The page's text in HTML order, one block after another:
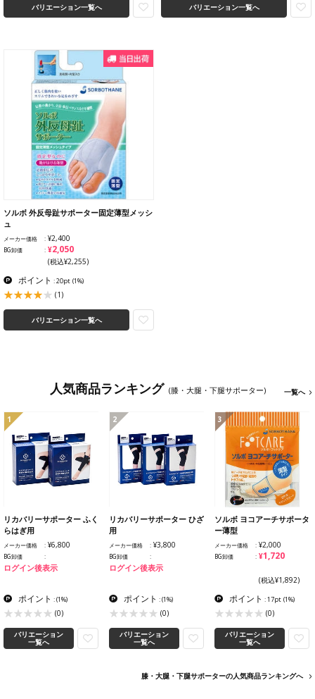
バリエーション一覧へ バリエーション一覧へ
ソルボ 外反母趾サポーター固定薄型メッシ
ュ
メーカー価格 ¥2,400
BG卸価 ¥2,050
(税込¥2,255)
ポイント : 20pt (1%)
(1)
バリエーション一覧へ
人気商品ランキング (膝・大腿・下腿サポーター) 一覧へ
1
リカバリーサポーター ふく
らはぎ用
メーカー価格 ¥6,800
BG卸価
ログイン後表示
ポイント :(1%)
(0)
バリエーション
一覧へ
2
リカバリーサポーター ひざ
用
メーカー価格 ¥3,800
BG卸価
ログイン後表示
ポイント :(1%)
(0)
バリエーション
一覧へ
3
ソルボ ヨコアーチサポータ
ー薄型
メーカー価格 ¥2,000
BG卸価 ¥1,720
(税込¥1,892)
ポイント : 17pt (1%)
(0)
バリエーション
一覧へ
膝・大腿・下腿サポーターの人気商品ランキングへ